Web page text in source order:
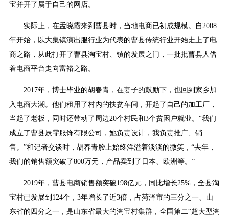
宝并开了属于自己的网店。
实际上，在孟晓霞来到曹县时，当地电商已初成规模。自2008
年开始，以大集镇演出服行业为代表的曹县传统行业开始走上了电
商之路，从此打开了曹县淘宝村、镇的发展之门，一批批曹县人借
着电商平台走向富裕之路。
2017年，博士毕业的胡春青，在妻子的鼓励下，也回到家乡加
入电商大潮。他们租用了村内的扶贫车间，开起了自己的加工厂，
当起了老板，同时还带动了周边20个村民和3个贫困户就业。“我们
成立了曹县辰霏服饰有限公司，她负责设计，我负责推广、销
售。”和记者交谈时，胡春青脸上始终洋溢着淡淡的微笑，“去年，
我们的销售额突破了800万元，产品卖到了日本、欧洲等。”
2019年，曹县电商销售额突破198亿元，同比增长25%，全县淘
宝村已发展到124个，3年增长了近3倍，占菏泽市的三分之一、山
东省的四分之一，是山东省最大的淘宝村集群，全国第二“超大型淘